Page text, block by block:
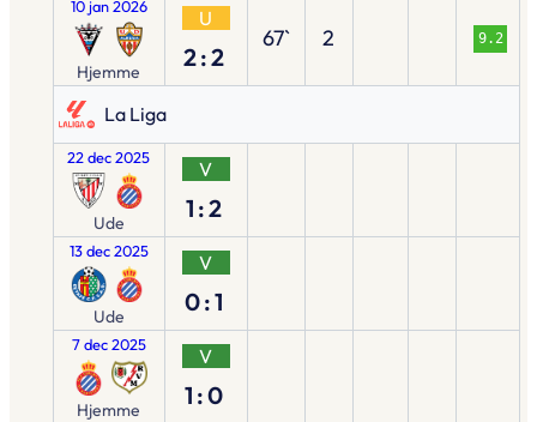
10 jan 2026
Hjemme
U
2:2
67` 2 9.2
La Liga
22 dec 2025
Ude
V
1:2
13 dec 2025
Ude
V
0:1
7 dec 2025
Hjemme
V
1:0